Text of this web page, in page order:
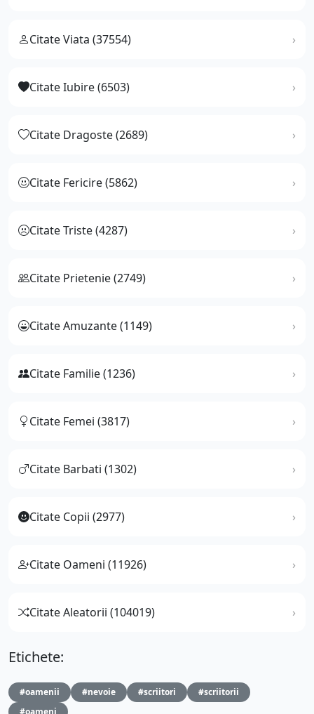
Citate Viata (37554)
Citate Iubire (6503)
Citate Dragoste (2689)
Citate Fericire (5862)
Citate Triste (4287)
Citate Prietenie (2749)
Citate Amuzante (1149)
Citate Familie (1236)
Citate Femei (3817)
Citate Barbati (1302)
Citate Copii (2977)
Citate Oameni (11926)
Citate Aleatorii (104019)
Etichete:
#oamenii #nevoie #scriitori
#scriitorii
#oameni